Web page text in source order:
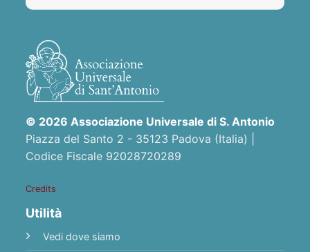
© 2026 Associazione Universale di S. Antonio
Piazza del Santo 2 - 35123 Padova (Italia) |
Codice Fiscale 92028720289
Credits
Utilità
Vedi dove siamo